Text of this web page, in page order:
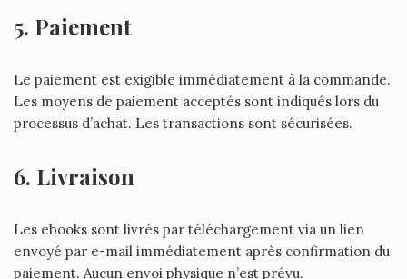
5. Paiement
Le paiement est exigible immédiatement à la commande.
Les moyens de paiement acceptés sont indiqués lors du
processus d’achat. Les transactions sont sécurisées.
6. Livraison
Les ebooks sont livrés par téléchargement via un lien
envoyé par e-mail immédiatement après confirmation du
paiement. Aucun envoi physique n’est prévu.